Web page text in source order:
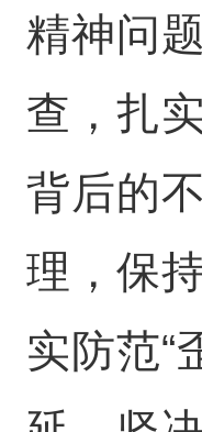
精神问
查，扎
背后的
理，保
实防范“